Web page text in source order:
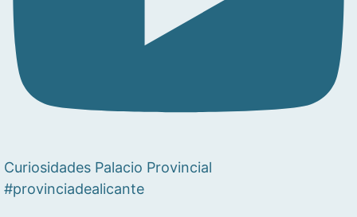
Curiosidades Palacio Provincial
#provinciadealicante